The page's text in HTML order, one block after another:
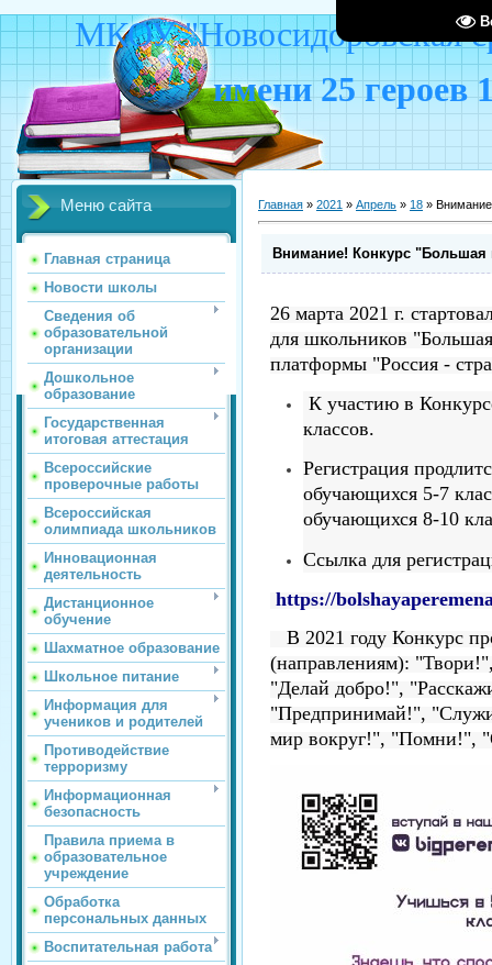
МКОУ "Новосидоровская
имени 25 героев
Меню сайта
Главная страница
Новости школы
Сведения об
образовательной
организации
Дошкольное
образование
Государственная
итоговая аттестация
Всероссийские
проверочные работы
Всероссийская
олимпиада школьников
Инновационная
деятельность
Дистанционное
обучение
Шахматное образование
Школьное питание
Информация для
учеников и родителей
Противодействие
терроризму
Информационная
безопасность
Правила приема в
образовательное
учреждение
Обработка
персональных данных
Воспитательная работа
Главная » 2021 » Апрель » 18 »
Внимание! Конкурс "Большая
26 марта 2021 г.
для школьников
платформы "Россия -
К участию в
классов.
Регистрация
обучающихся 5-7
обучающихся 8-10
Ссылка для
https://
В 2021 году Конкурс
(направлениям):
"Делай добро!",
"Предпринимай!",
мир вокруг!", "Помни!",